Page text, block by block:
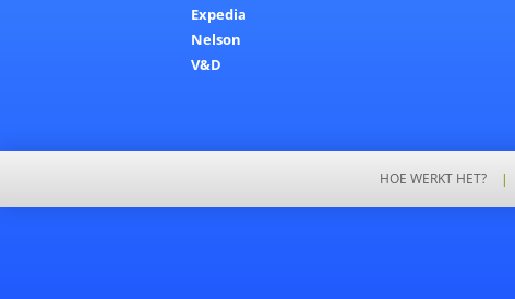
Expedia
Nelson
V&D
HOE WERKT HET? |